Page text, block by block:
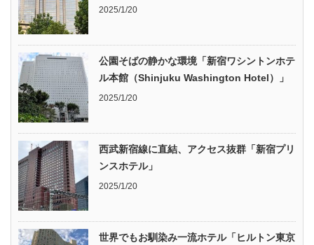
2025/1/20
公園そばの静かな環境「新宿ワシントンホテ
ル本館（Shinjuku Washington Hotel）」
2025/1/20
西武新宿線に直結、アクセス抜群「新宿プリ
ンスホテル」
2025/1/20
世界でもお馴染み一流ホテル「ヒルトン東京